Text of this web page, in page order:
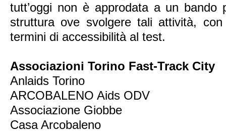
tutt’oggi non è approdata a un bando
struttura ove svolgere tali attività,
termini di accessibilità al test.
Associazioni Torino Fast-Track City
Anlaids Torino
ARCOBALENO Aids ODV
Associazione Giobbe
Casa Arcobaleno